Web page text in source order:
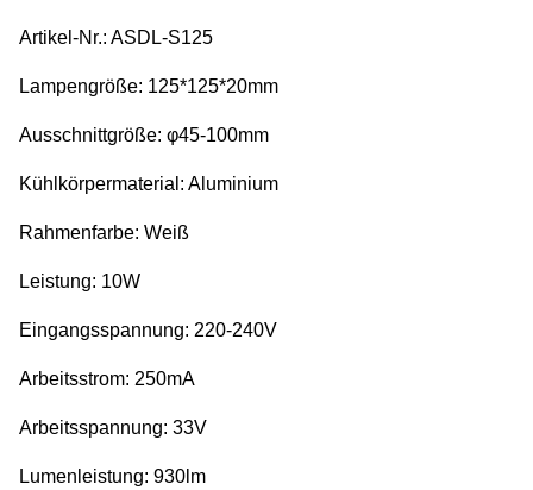
Artikel-Nr.: ASDL-S125
Lampengröße: 125*125*20mm
Ausschnittgröße: φ45-100mm
Kühlkörpermaterial: Aluminium
Rahmenfarbe: Weiß
Leistung: 10W
Eingangsspannung: 220-240V
Arbeitsstrom: 250mA
Arbeitsspannung: 33V
Lumenleistung: 930lm